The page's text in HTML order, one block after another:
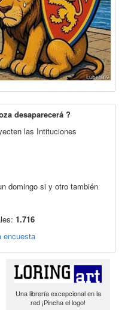
desaparecerá ?
las Intituciones
domingo si y otro también
1.716
encuesta
Una librería excepcional en la
red ¡Pincha el logo!